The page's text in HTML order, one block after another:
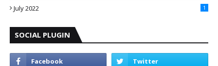
July 2022 1
SOCIAL PLUGIN